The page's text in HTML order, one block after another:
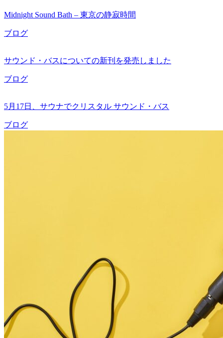
Midnight Sound Bath – 東京の静寂時間
ブログ
サウンド・バスについての新刊を発売しました
ブログ
5月17日、サウナでクリスタル サウンド・バス
ブログ